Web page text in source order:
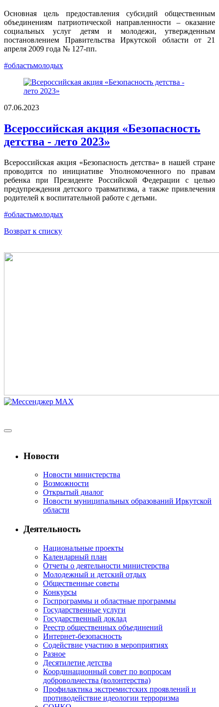
Основная цель предоставления субсидий общественным
объединениям патриотической направленности – оказание
социальных услуг детям и молодежи, утвержденным
постановлением Правительства Иркутской области от 21
апреля 2009 года № 127-пп.
#областьмолодых
07.06.2023
Всероссийская акция «Безопасность
детства - лето 2023»
Всероссийская акция «Безопасность детства» в нашей стране
проводится по инициативе Уполномоченного по правам
ребенка при Президенте Российской Федерации с целью
предупреждения детского травматизма, а также привлечения
родителей к воспитательной работе с детьми.
#областьмолодых
Возврат к списку
Новости
Новости министерства
Возможности
Открытый диалог
Новости муниципальных образований Иркутской
области
Деятельность
Национальные проекты
Календарный план
Отчеты о деятельности министерства
Молодежный и детский отдых
Общественные советы
Конкурсы
Госпрограммы и областные программы
Государственные услуги
Государственный доклад
Реестр общественных объединений
Интернет-безопасность
Содействие участию в мероприятиях
Разное
Десятилетие детства
Координационный совет по вопросам
добровольчества (волонтерства)
Профилактика экстремистских проявлений и
противодействие идеологии терроризма